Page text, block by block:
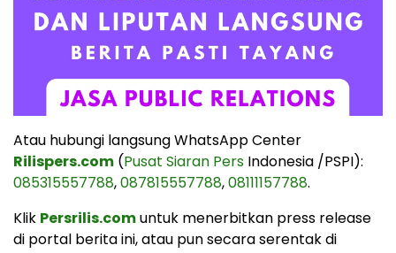
Atau hubungi langsung WhatsApp Center
Rilispers.com (Pusat Siaran Pers Indonesia /PSPI):
085315557788,087815557788,08111157788.
Klik Persrilis.comuntuk menerbitkan press release
di portal berita ini, atau pun secara serentak di